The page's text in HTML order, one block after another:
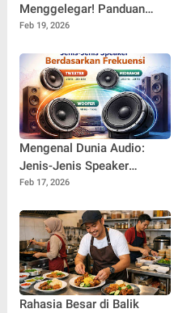
Menggelegar! Panduan
Lengkap Jenis-Jenis
Wajib Anda Tahu
Feb 19, 2026
Mengenal Dunia Audio:
Jenis-Jenis Speaker
Berdasarkan Frekuensi dan
Feb 17, 2026
Rahasia Besar di Balik